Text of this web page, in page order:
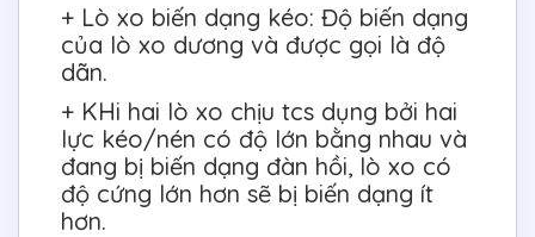
+ Lò xo biến dạng kéo: Độ biến dạng
của lò xo dương và được gọi là độ
dãn.
+ KHi hai lò xo chịu tcs dụng bởi hai
lực kéo/nén có độ lớn bằng nhau và
đang bị biến dạng đàn hồi, lò xo có
độ cứng lớn hơn sẽ bị biến dạng ít
hơn.